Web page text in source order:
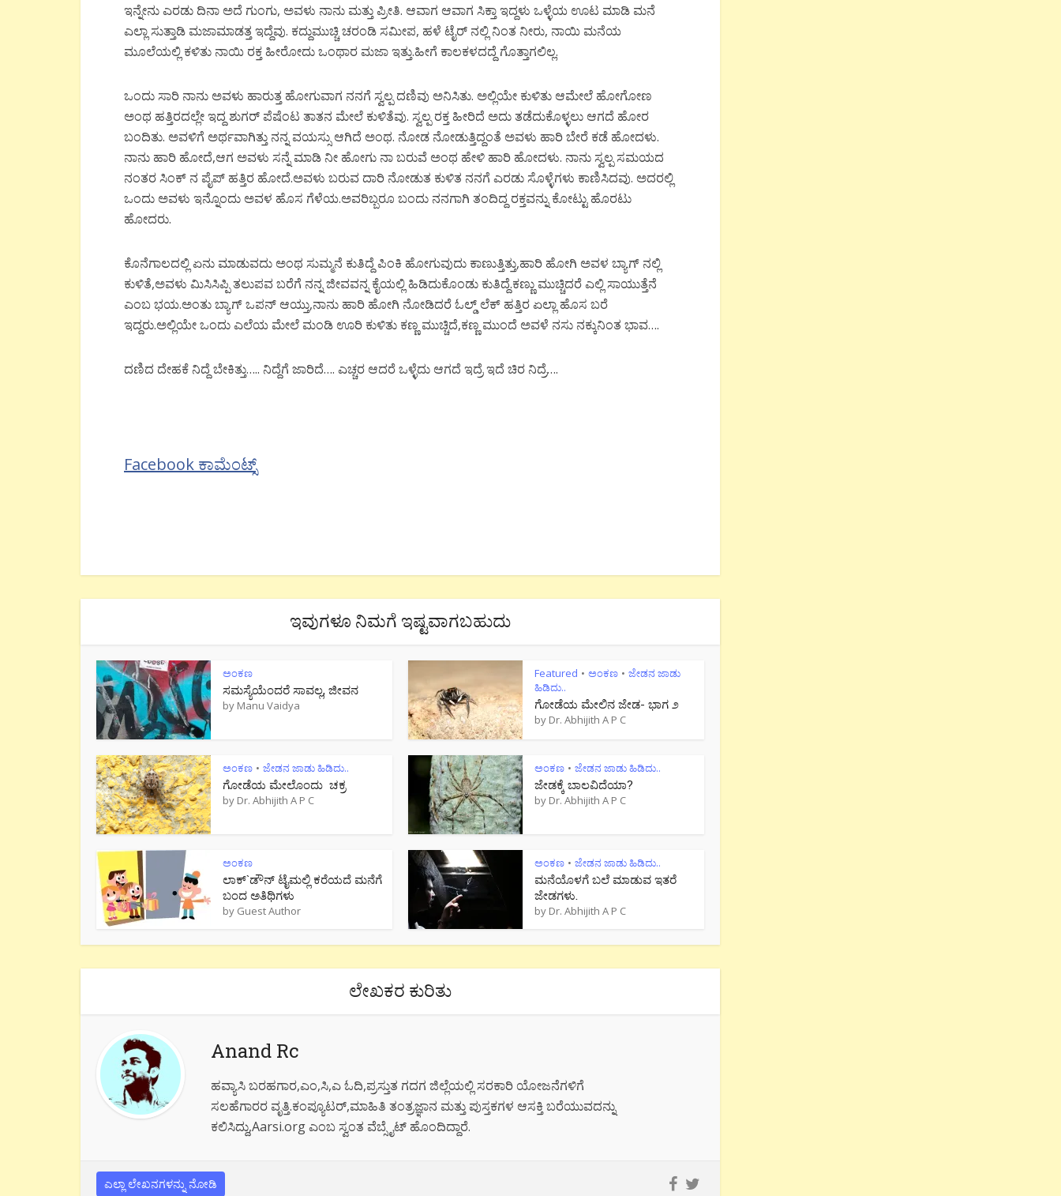
ಇನ್ನೇನುಎರಡು ದಿನಾ ಅದೆ ಗುಂಗು, ಅವಳು ನಾನು ಮತ್ತುಪ್ರೀತಿ. ಆವಾಗ ಆವಾಗ ಸಿಕ್ತಾಇದ್ದಳು ಒಳ್ಳೆಯ ಊಟ ಮಾಡಿ ಮನೆ
ಎಲ್ಲಾಸುತ್ತಾಡಿ ಮಜಾಮಾಡತ್ತ ಇದ್ದೆವು. ಕದ್ದುಮುಚ್ಚಿಚರಂಡಿಸಮೀಪ, ಹಳೆ ಟೈರ್ ನಲ್ಲಿನಿಂತ ನೀರು, ನಾಯಿ ಮನೆಯ
ಮೂಲೆಯಲ್ಲಿ ಕಳಿತು ನಾಯಿ ರಕ್ತಹೀರೋದುಒಂಥಾರ ಮಜಾಇತ್ತು.ಹೀಗೆ ಕಾಲಕಳದದ್ದೆ ಗೊತ್ತಾಗಲಿಲ್ಲ.
ಒಂದುಸಾರಿ ನಾನು ಅವಳು ಹಾರುತ್ತ ಹೋಗುವಾಗ ನನಗೆ ಸ್ವಲ್ಪ ದಣಿವು ಅನಿಸಿತು. ಅಲ್ಲಿಯೇ ಕುಳಿತು ಆಮೇಲೆ ಹೋಗೋಣ
ಅಂಥ ಹತ್ತಿರದಲ್ಲೇಇದ್ದ ಶುಗರ್ ಪೆಷೆಂಟ ತಾತನ ಮೇಲೆ ಕುಳಿತೆವು. ಸ್ವಲ್ಪ ರಕ್ತಹೀರಿದೆ ಅದುತಡೆದುಕೊಳ್ಳಲು ಆಗದೆ ಹೋರ
ಬಂದಿತು. ಅವಳಿಗೆ ಅರ್ಥವಾಗಿತ್ತು ನನ್ನ ವಯಸ್ಸು ಆಗಿದೆ ಅಂಥ. ನೋಡ ನೋಡುತ್ತಿದ್ದಂತೆ ಅವಳು ಹಾರಿಬೇರೆ ಕಡೆ ಹೋದಳು.
ನಾನು ಹಾರಿ ಹೋದೆ,ಆಗ ಅವಳು ಸನ್ನೆ ಮಾಡಿನೀ ಹೋಗು ನಾಬರುವೆ ಅಂಥ ಹೇಳಿ ಹಾರಿ ಹೋದಳು. ನಾನುಸ್ವಲ್ಪಸಮಯದ
ನಂತರಸಿಂಕ್ ನ ಪೈಪ್ ಹತ್ತಿರ ಹೋದೆ.ಅವಳು ಬರುವ ದಾರಿ ನೋಡುತ ಕುಳಿತ ನನಗೆ ಎರಡುಸೊಳ್ಳೆಗಳು ಕಾಣಿಸಿದವು. ಅದರಲ್ಲಿ
ಒಂದು ಅವಳು ಇನ್ನೊಂದು ಅವಳ ಹೊಸ ಗೆಳೆಯ.ಅವರಿಬ್ಬರೂ ಬಂದು ನನಗಾಗಿ ತಂದಿದ್ದ ರಕ್ತವನ್ನು ಕೋಟ್ಟು ಹೊರಟು
ಹೋದರು.
ಕೊನೆಗಾಲದಲ್ಲಿಏನು ಮಾಡುವದು ಅಂಥ ಸುಮ್ಮನೆ ಕುತಿದ್ದೆ ಪಿಂಕಿ ಹೋಗುವುದು ಕಾಣುತ್ತಿತ್ತು,ಹಾರಿ ಹೋಗಿ ಅವಳ ಬ್ಯಾಗ್ ನಲ್ಲಿ
ಕುಳಿತೆ,ಅವಳು ಮಿಸಿಸಿಪ್ಪಿತಲುಪವಬರೆಗೆ ನನ್ನಜೀವವನ್ನ ಕೈಯಲ್ಲಿಹಿಡಿದುಕೊಂಡು ಕುತಿದ್ದೆ.ಕಣ್ಣು ಮುಚ್ಚಿದರೆಎಲ್ಲಿಸಾಯುತ್ತೆನೆ
ಎಂಬ ಭಯ.ಅಂತುಬ್ಯಾಗ್ಒಪನ್ ಆಯ್ತು,ನಾನು ಹಾರಿ ಹೋಗಿ ನೋಡಿದರೆಓಲ್ಡ್ಲೆಕ್ ಹತ್ತಿರಏಲ್ಲಾ ಹೊಸ ಬರೆ
ಇದ್ದರು.ಅಲ್ಲಿಯೇಒಂದುಎಲೆಯ ಮೇಲೆ ಮಂಡಿ ಊರಿ ಕುಳಿತು ಕಣ್ಣ ಮುಚ್ಚಿದೆ,ಕಣ್ಣ ಮುಂದೆ ಅವಳೆ ನಸು ನಕ್ಕುನಿಂತ ಭಾವ….
ದಣಿದ ದೇಹಕೆನಿದ್ದೆ ಬೇಕಿತ್ತು….. ನಿದ್ದೆಗೆ ಜಾರಿದೆ…. ಎಚ್ಚರ ಆದರೆಒಳ್ಳೆದು ಆಗದೆ ಇದ್ರೆಇದೆ ಚಿರನಿದ್ರೆ….
Facebook ಕಾಮೆಂಟ್ಸ್
ಇವುಗಳೂ ನಿಮಗೆ ಇಷ್ಟವಾಗಬಹುದು
ಅಂಕಣ
ಸಮಸ್ಯೆಯೆಂದರೆ ಸಾವಲ್ಲ, ಜೀವನ
by Manu Vaidya
Featured • ಅಂಕಣ • ಜೇಡನ ಜಾಡು
ಹಿಡಿದು..
ಗೋಡೆಯ ಮೇಲಿನ ಜೇಡ- ಭಾಗ ೨
by Dr. Abhijith A P C
ಅಂಕಣ • ಜೇಡನ ಜಾಡು ಹಿಡಿದು..
ಗೋಡೆಯ ಮೇಲೊಂದು ಚಕ್ರ
by Dr. Abhijith A P C
ಅಂಕಣ • ಜೇಡನ ಜಾಡು ಹಿಡಿದು..
ಜೇಡಕ್ಕೆ ಬಾಲವಿದೆಯಾ?
by Dr. Abhijith A P C
ಅಂಕಣ
ಲಾಕ್`ಡೌನ್ ಟೈಮಲ್ಲಿ ಕರೆಯದೆ ಮನೆಗೆ
ಬಂದ ಅತಿಥಿಗಳು
by Guest Author
ಅಂಕಣ • ಜೇಡನ ಜಾಡು ಹಿಡಿದು..
ಮನೆಯೊಳಗೆ ಬಲೆ ಮಾಡುವ ಇತರೆ
ಜೇಡಗಳು.
by Dr. Abhijith A P C
ಲೇಖಕರ ಕುರಿತು
Anand Rc
ಹವ್ಯಾಸಿ ಬರಹಗಾರ,ಎಂ,ಸಿ,ಎ ಓದಿ,ಪ್ರಸ್ತುತ ಗದಗ ಜಿಲ್ಲೆಯಲ್ಲಿ ಸರಕಾರಿ ಯೋಜನೆಗಳಿಗೆ
ಸಲಹೆಗಾರರ ವೃತ್ತಿ.ಕಂಪ್ಯೂಟರ್,ಮಾಹಿತಿ ತಂತ್ರಜ್ಞಾನ ಮತ್ತು ಪುಸ್ತಕಗಳ ಆಸಕ್ತಿ ಬರೆಯುವದನ್ನು
ಕಲಿಸಿದ್ದು,Aarsi.org ಎಂಬ ಸ್ವಂತ ವೆಬ್ಸೈಟ್ ಹೊಂದಿದ್ದಾರೆ.
ಎಲ್ಲಾ ಲೇಖನಗಳನ್ನು ನೋಡಿ